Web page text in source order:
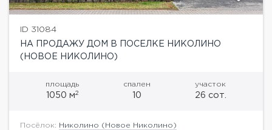
ID 31084
НА ПРОДАЖУ ДОМ В ПОСЕЛКЕ НИКОЛИНО
(НОВОЕ НИКОЛИНО)
площадь
1050 м2
спален
10
участок
26 сот.
Посёлок: Николино (Новое Николино)